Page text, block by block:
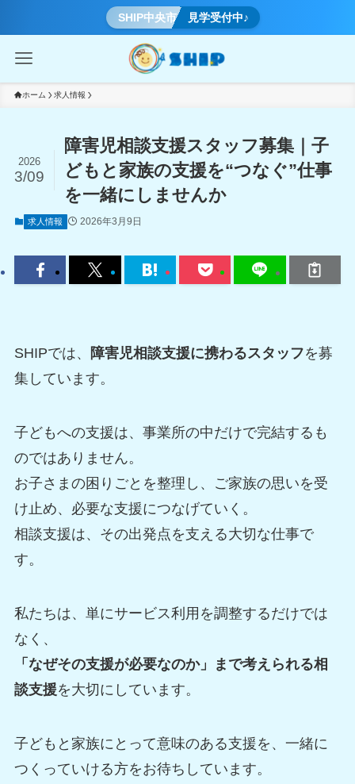
SHIP中央市 見学受付中♪
ホーム 求人情報
障害児相談支援スタッフ募集｜子
どもと家族の支援を“つなぐ”仕事
を一緒にしませんか
2026
3/09
求人情報 2026年3月9日
SHIPでは、 障害児相談支援に携わるスタッフを募
集しています。
子どもへの支援は、事業所の中だけで完結するも
のではありません。
お子さまの困りごとを整理し、ご家族の思いを受
け止め、必要な支援につなげていく。
相談支援は、その出発点を支える大切な仕事で
す。
私たちは、単にサービス利用を調整するだけでは
なく、
「なぜその支援が必要なのか」まで考えられる相
談支援を大切にしています。
子どもと家族にとって意味のある支援を、一緒に
つくっていける方をお待ちしています。